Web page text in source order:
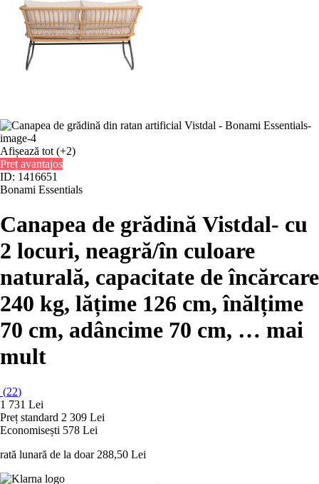
Afișează tot (+2)
Preț avantajos
ID: 1416651
Bonami Essentials
Canapea de grădină Vistdal- cu
2 locuri, neagră/în culoare
naturală, capacitate de încărcare
240 kg, lățime 126 cm, înălțime
70 cm, adâncime 70 cm, … mai
mult
(22)
1 731 Lei
Preț standard 2 309 Lei
Economisești 578 Lei
rată lunară de la doar 288,50 Lei